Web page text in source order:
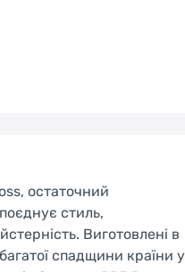
остаточний
стиль,
Виготовлені в
спадщини країни у